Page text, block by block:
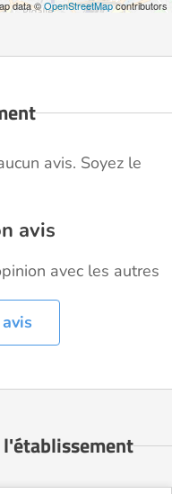
data ©OpenStreetMapcontributors
avis. Soyez le
avis
avec les autres